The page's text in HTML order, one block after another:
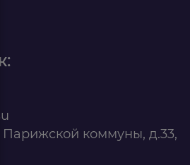
Парижской коммуны, д.33,